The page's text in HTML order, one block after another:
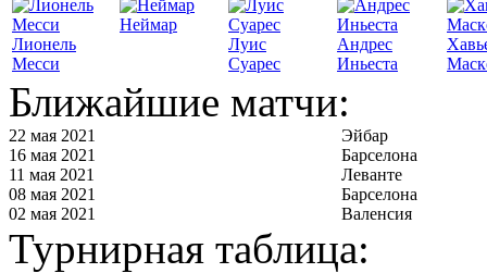
Лионель
Месси
Неймар
Луис
Суарес
Андрес
Иньеста
Ближайшие матчи:
22 мая 2021
Эйбар
16 мая 2021
Барселона
11 мая 2021
Леванте
08 мая 2021
Барселона
02 мая 2021
Валенсия
Турнирная таблица: